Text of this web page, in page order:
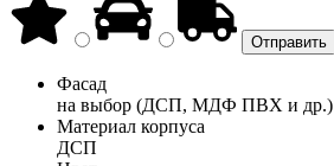
Фасад
на выбор (ДСП, МДФ ПВХ и др.)
Материал корпуса
ДСП